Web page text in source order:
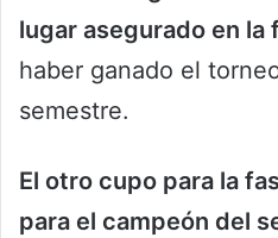
lugar asegurado en la
haber ganado el
semestre.
El otro cupo para la
para el campeón del